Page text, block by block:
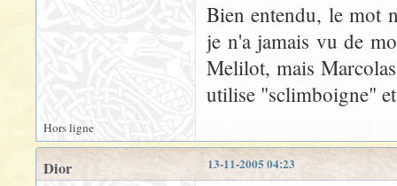
Bien entendu, le mot
je n'a jamais vu de
Melilot, mais
utilise "sclimboigne"
Hors ligne
13-11-2005 04:23
Dior